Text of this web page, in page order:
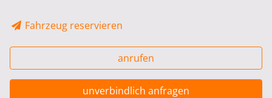
Fahrzeug reservieren
anrufen
unverbindlich anfragen